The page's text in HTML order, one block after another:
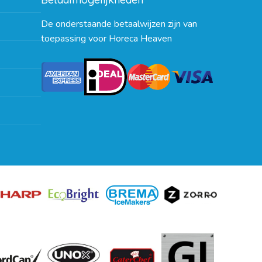
De onderstaande betaalwijzen zijn van
toepassing voor Horeca Heaven